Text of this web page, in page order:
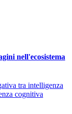
nell'ecosistema
tra intelligenza
cognitiva